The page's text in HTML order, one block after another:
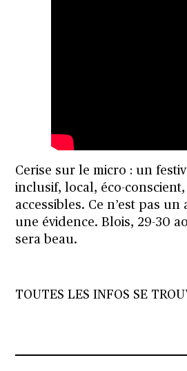
Cerise sur le micro : un
inclusif, local, éco-conscient,
accessibles. Ce n’est pas un
une évidence. Blois, 29-30
sera beau.
TOUTES LES INFOS SE